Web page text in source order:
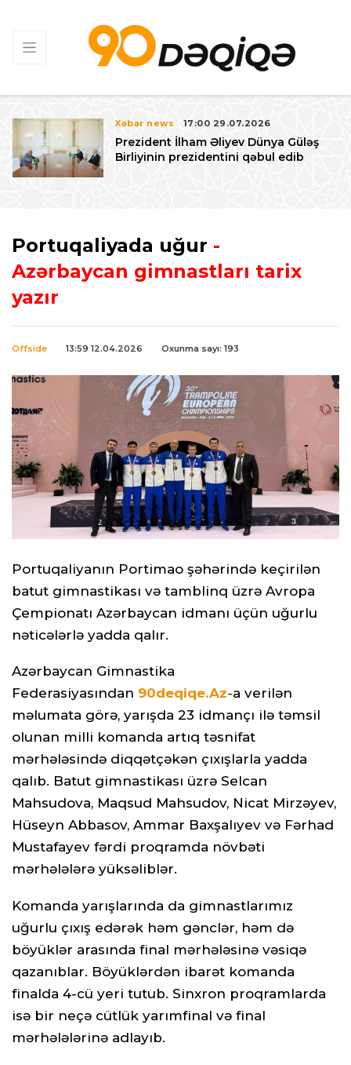
Xəbər news 17:00 29.07.2026
Prezident İlham Əliyev Dünya Güləş
Birliyinin prezidentini qəbul edib
Portuqaliyada uğur -
Azərbaycan gimnastları tarix
yazır
Offside 13:59 12.04.2026 Oxunma sayı: 193
Portuqaliyanın Portimao şəhərində keçirilən
batut gimnastikası və tamblinq üzrə Avropa
Çempionatı Azərbaycan idmanı üçün uğurlu
nəticələrlə yadda qalır.
Azərbaycan Gimnastika
Federasiyasından 90deqiqe.Az-a verilən
məlumata görə, yarışda 23 idmançı ilə təmsil
olunan milli komanda artıq təsnifat
mərhələsində diqqətçəkən çıxışlarla yadda
qalıb. Batut gimnastikası üzrə Selcan
Mahsudova, Maqsud Mahsudov, Nicat Mirzəyev,
Hüseyn Abbasov, Ammar Baxşalıyev və Fərhad
Mustafayev fərdi proqramda növbəti
mərhələlərə yüksəliblər.
Komanda yarışlarında da gimnastlarımız
uğurlu çıxış edərək həm gənclər, həm də
böyüklər arasında final mərhələsinə vəsiqə
qazanıblar. Böyüklərdən ibarət komanda
finalda 4-cü yeri tutub. Sinxron proqramlarda
isə bir neçə cütlük yarımfinal və final
mərhələlərinə adlayıb.